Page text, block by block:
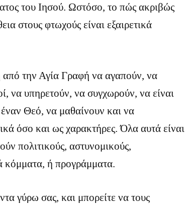
του Ιησού. Ωστόσο, το πώς ακριβώς
στους φτωχούς είναι εξαιρετικά
από την Αγία Γραφή να αγαπούν, να
να υπηρετούν, να συγχωρούν, να είναι
Θεό, να μαθαίνουν και να
όσο και ως χαρακτήρες. Όλα αυτά είναι
πολιτικούς, αστυνομικούς,
κόμματα, ή προγράμματα.
γύρω σας, και μπορείτε να τους